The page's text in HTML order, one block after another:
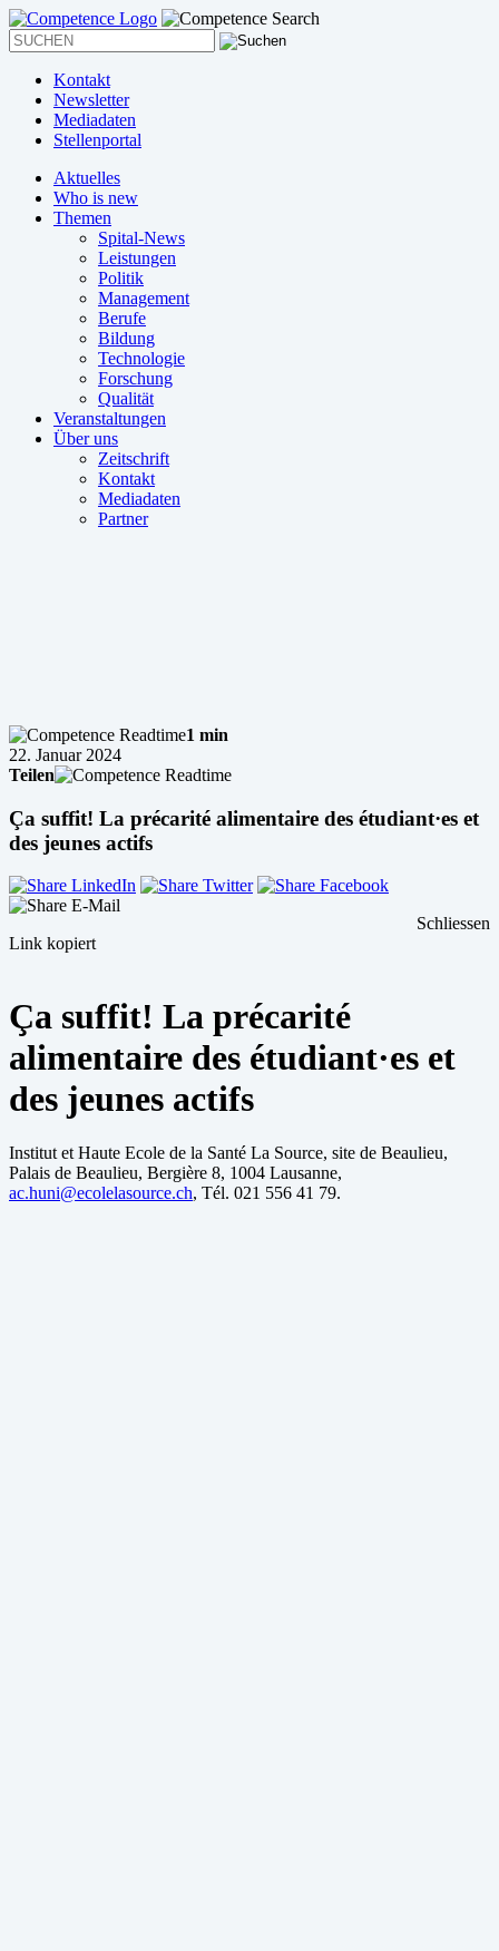
Kontakt
Newsletter
Mediadaten
Stellenportal
Aktuelles
Who is new
Themen
Spital-News
Leistungen
Politik
Management
Berufe
Bildung
Technologie
Forschung
Qualität
Veranstaltungen
Über uns
Zeitschrift
Kontakt
Mediadaten
Partner
1 min
22. Januar 2024
Teilen
Ça suffit! La précarité alimentaire des étudiant·es et
des jeunes actifs
Link kopiert
Schliessen
Ça suffit! La précarité
alimentaire des étudiant·es et
des jeunes actifs
Institut et Haute Ecole de la Santé La Source, site de Beaulieu,
Palais de Beaulieu, Bergière 8, 1004 Lausanne,
ac.huni@ecolelasource.ch, Tél. 021 556 41 79.